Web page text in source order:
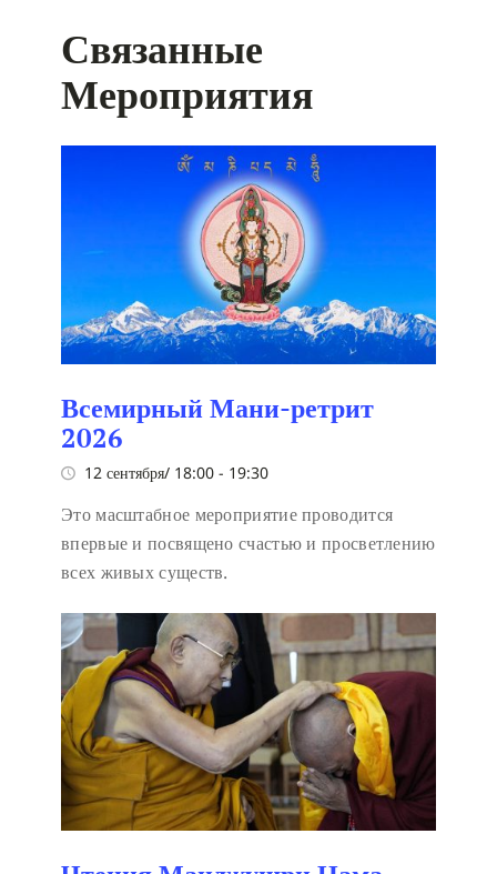
Связанные
Мероприятия
Всемирный Мани-ретрит
2026
12 сентября/ 18:00 - 19:30
Это масштабное мероприятие проводится
впервые и посвящено счастью и просветлению
всех живых существ.